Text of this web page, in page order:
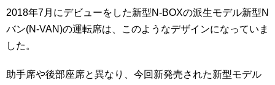
2018年7月にデビューをした新型N-BOXの派生モデル新型N
バン(N-VAN)の運転席は、このようなデザインになっていま
した。
助手席や後部座席と異なり、今回新発売された新型モデル